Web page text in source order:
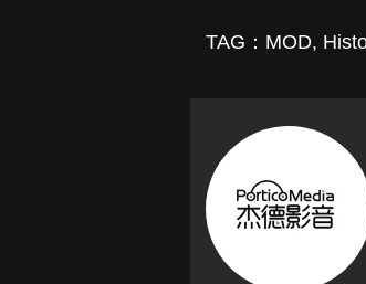
TAG： MOD,